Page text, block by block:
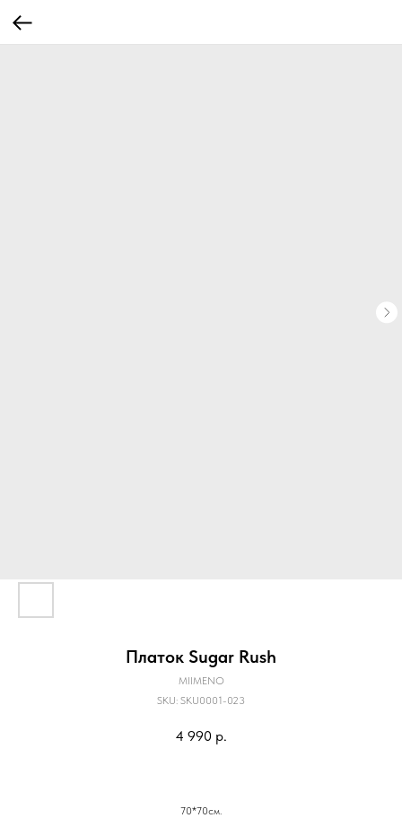
Платок Sugar Rush
MIIMENO
SKU: SKU0001-023
4 990 р.
70*70см.